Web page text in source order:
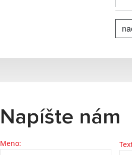
Napíšte nám
Meno: